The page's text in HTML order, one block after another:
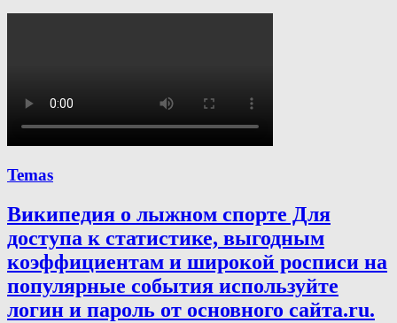
Temas
Википедия о лыжном спорте Для
доступа к статистике, выгодным
коэффициентам и широкой росписи на
популярные события используйте
логин и пароль от основного сайта.ru.